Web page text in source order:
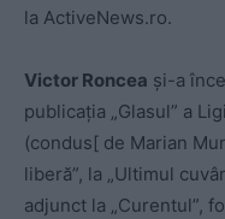
la ActiveNews.ro.
Victor Roncea și-a
publicația „Glasul” a
(condus[ de Marian
liberă”, la „Ultimul
adjunct la „Curentul”,